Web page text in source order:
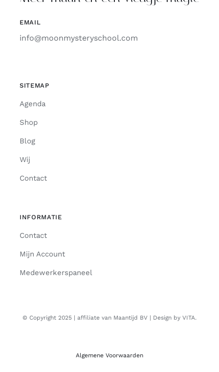
EMAIL
info@moonmysteryschool.com
SITEMAP
Agenda
Shop
Blog
Wij
Contact
INFORMATIE
Contact
Mijn Account
Medewerkerspaneel
© Copyright 2025 | affiliate van Maantijd BV | Design by VITA.
Algemene Voorwaarden